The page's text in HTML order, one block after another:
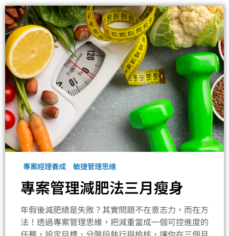
專案經理養成 敏捷管理思維
專案管理減肥法三月瘦身
年假後減肥總是失敗？其實問題不在意志力，而在方
法！透過專案管理思維，把減重當成一個可控進度的